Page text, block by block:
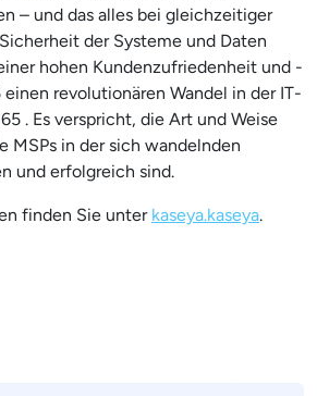
– und das alles bei gleichzeitiger
der Systeme und Daten
hohen Kundenzufriedenheit und -
einen revolutionären Wandel in der IT-
. Es verspricht, die Art und Weise
MSPs in der sich wandelnden
und erfolgreich sind.
finden Sie unter kaseya.kaseya.